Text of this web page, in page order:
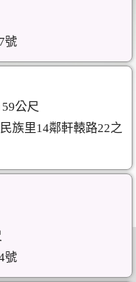
號
公尺
族里14鄰軒轅路22之
號